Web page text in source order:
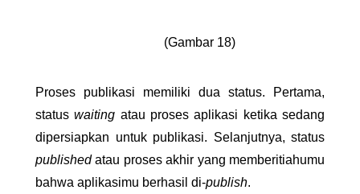
(Gambar 18)
Proses publikasi memiliki dua status. Pertama,
status waiting atau proses aplikasi ketika sedang
published atau proses akhir yang memberitiahumu
bahwa aplikasimu berhasil di-publish.